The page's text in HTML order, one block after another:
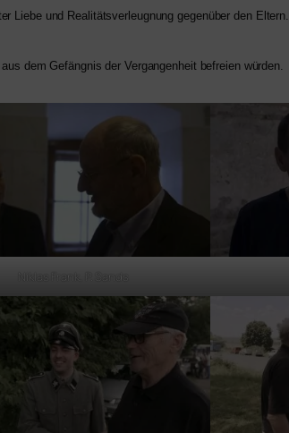
Liebe und Realitätsverleugnung gegen­über den Eltern.
dem Gefängnis der Vergangenheit befrei­en würden.